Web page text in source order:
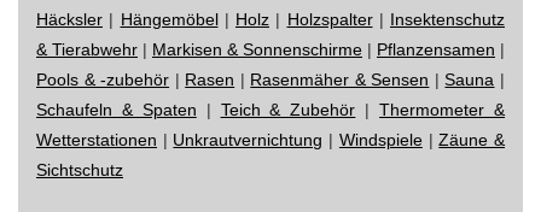
Häcksler | Hängemöbel| Holz | Holzspalter| Insektenschutz
& Tierabwehr | Markisen & Sonnenschirme | Pflanzensamen |
Pools & -zubehör | Rasen | Rasenmäher & Sensen |Sauna |
Schaufeln & Spaten | Teich & Zubehör |Thermometer &
Wetterstationen | Unkrautvernichtung | Windspiele|Zäune &
Sichtschutz